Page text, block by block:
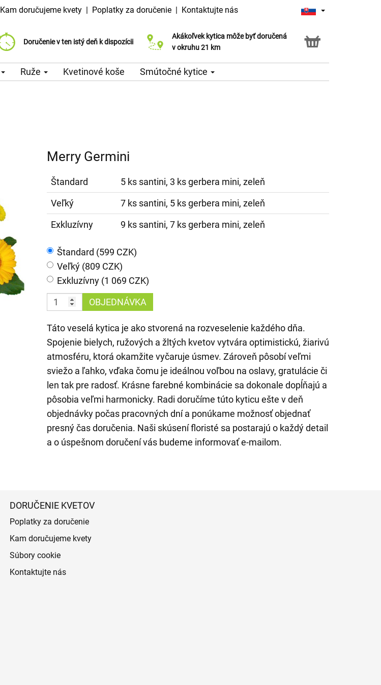
Kam doručujeme kvety | Poplatky za doručenie | Kontaktujte nás
Doručenie v ten istý deň k dispozícii
Poplatok za doručenie od 99 CZK
Vyberte si dátum doručenia
Akákoľvek kytica môže byť doručená
v okruhu 21 km
Služba Click & Collect
Ruže Kvetinové koše Smútočné kytice
Merry Germini
Štandard
5 ks santini, 3 ks gerbera mini, zeleň
Veľký
7 ks santini, 5 ks gerbera mini, zeleň
Exkluzívny
9 ks santini, 7 ks gerbera mini, zeleň
Štandard (599 CZK)
Veľký (809 CZK)
Exkluzívny (1 069 CZK)
OBJEDNÁVKA
Táto veselá kytica je ako stvorená na rozveselenie každého dňa.
Spojenie bielych, ružových a žltých kvetov vytvára optimistickú, žiarivú
atmosféru, ktorá okamžite vyčaruje úsmev. Zároveň pôsobí veľmi
sviežo a ľahko, vďaka čomu je ideálnou voľbou na oslavy, gratulácie či
len tak pre radosť. Krásne farebné kombinácie sa dokonale dopĺňajú a
pôsobia veľmi harmonicky. Radi doručíme túto kyticu ešte v deň
objednávky počas pracovných dní a ponúkame možnosť objednať
presný čas doručenia. Naši skúsení floristé sa postarajú o každý detail
a o úspešnom doručení vás budeme informovať e-mailom.
DORUČENIE KVETOV
Poplatky za doručenie
Kam doručujeme kvety
Súbory cookie
Kontaktujte nás